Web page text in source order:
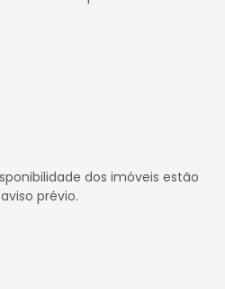
dos imóveis estão
prévio.